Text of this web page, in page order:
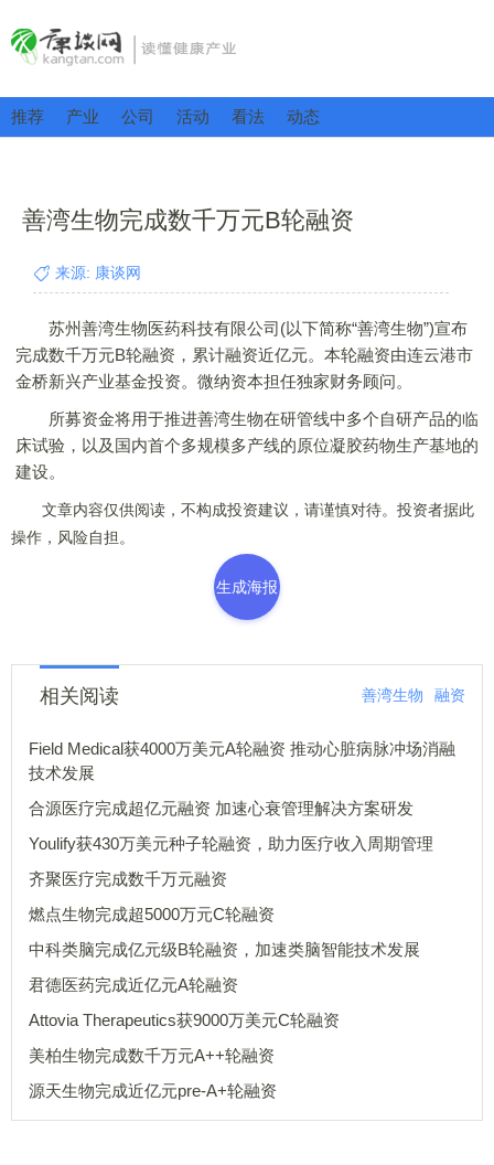
推荐 产业 公司 活动 看法 动态
善湾生物完成数千万元B轮融资
来源: 康谈网
苏州善湾生物医药科技有限公司(以下简称“善湾生物”)宣布
完成数千万元B轮融资，累计融资近亿元。本轮融资由连云港市
金桥新兴产业基金投资。微纳资本担任独家财务顾问。
所募资金将用于推进善湾生物在研管线中多个自研产品的临
床试验，以及国内首个多规模多产线的原位凝胶药物生产基地的
建设。
文章内容仅供阅读，不构成投资建议，请谨慎对待。投资者据此
操作，风险自担。
生成海报
相关阅读 善湾生物 融资
Field Medical获4000万美元A轮融资 推动心脏病脉冲场消融
技术发展
合源医疗完成超亿元融资 加速心衰管理解决方案研发
Youlify获430万美元种子轮融资，助力医疗收入周期管理
齐聚医疗完成数千万元融资
燃点生物完成超5000万元C轮融资
中科类脑完成亿元级B轮融资，加速类脑智能技术发展
君德医药完成近亿元A轮融资
Attovia Therapeutics获9000万美元C轮融资
美柏生物完成数千万元A++轮融资
源天生物完成近亿元pre-A+轮融资